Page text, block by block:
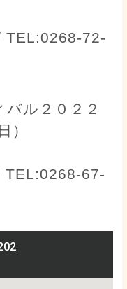
TEL:0268-72-
ル２０２２
）
TEL:0268-67-